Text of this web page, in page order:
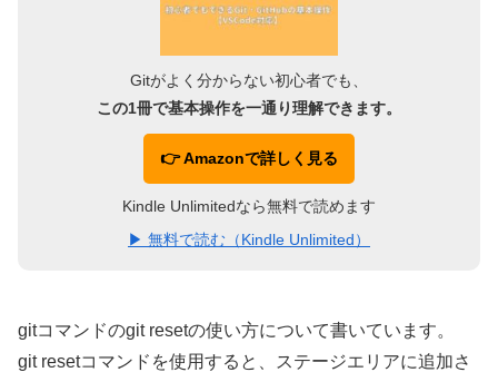
Gitがよく分からない初心者でも、
この1冊で基本操作を一通り理解できます。
👉 Amazonで詳しく見る
Kindle Unlimitedなら無料で読めます
▶ 無料で読む（Kindle Unlimited）
gitコマンドのgit resetの使い方について書いています。
git resetコマンドを使用すると、ステージエリアに追加さ